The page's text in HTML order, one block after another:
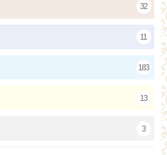
32
11
183
13
3